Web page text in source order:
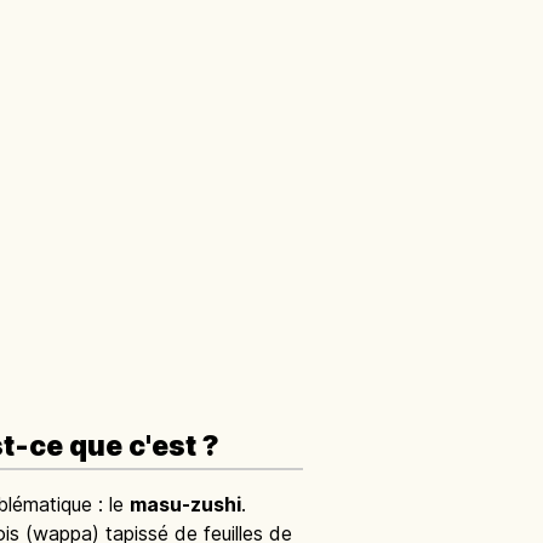
ce que c'est ?
: le masu-zushi.
(wappa) tapissé de feuilles de